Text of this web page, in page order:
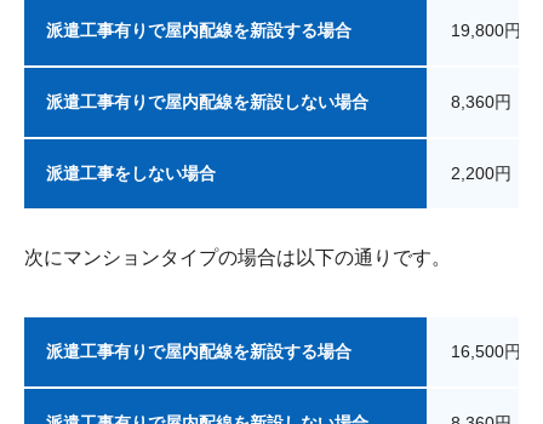
派遣工事有りで屋内配線を新設する場合 19,800円（
派遣工事有りで屋内配線を新設しない場合 8,360円（
派遣工事をしない場合 2,200円（
次にマンションタイプの場合は以下の通りです。
派遣工事有りで屋内配線を新設する場合 16,500円（